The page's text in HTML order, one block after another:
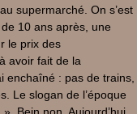
supermarché. On s’est
10 ans après, une
le prix des
avoir fait de la
enchaîné : pas de trains,
Le slogan de l’époque